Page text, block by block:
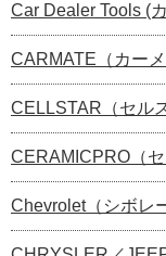
Car Dealer Tools (
CARMATE（カーメ
CELLSTAR（セル
CERAMICPRO（セ
Chevrolet（シボレ